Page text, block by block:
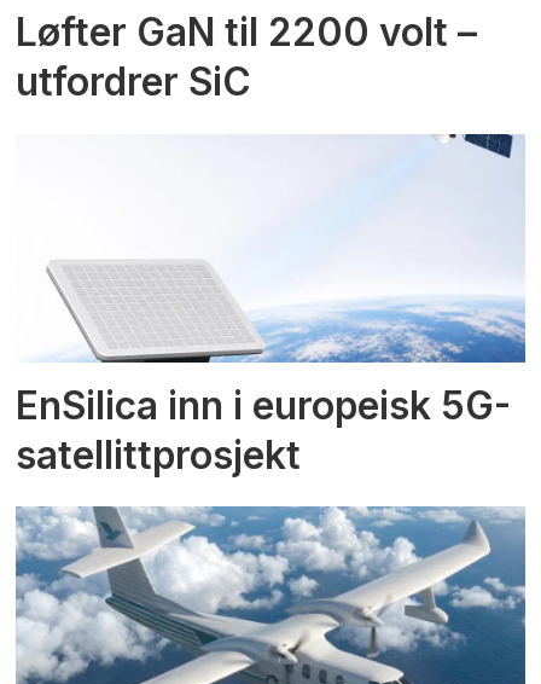
Løfter GaN til 2200 volt –
utfordrer SiC
EnSilica inn i europeisk 5G-
satellittprosjekt